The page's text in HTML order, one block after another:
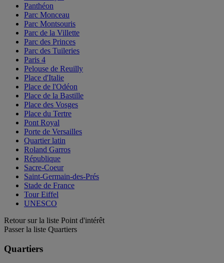
Panthéon
Parc Monceau
Parc Montsouris
Parc de la Villette
Parc des Princes
Parc des Tuileries
Paris 4
Pelouse de Reuilly
Place d'Italie
Place de l'Odéon
Place de la Bastille
Place des Vosges
Place du Tertre
Pont Royal
Porte de Versailles
Quartier latin
Roland Garros
République
Sacre-Coeur
Saint-Germain-des-Prés
Stade de France
Tour Eiffel
UNESCO
Retour sur la liste Point d'intérêt
Passer la liste Quartiers
Quartiers